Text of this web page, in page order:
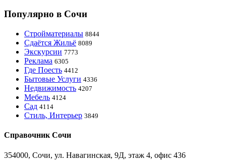
Популярно в Сочи
Стройматериалы 8844
Сдаётся Жильё 8089
Экскурсии 7773
Реклама 6305
Где Поесть 4412
Бытовые Услуги 4336
Недвижимость 4207
Мебель 4124
Сад 4114
Стиль, Интерьер 3849
Справочник Сочи
354000, Сочи, ул. Навагинская, 9Д, этаж 4, офис 436